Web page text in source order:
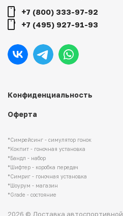
*Симрейсинг - симулятор гонок
*Кокпит - гоночная установка
*Бандл - набор
*Шифтер - коробка передач
*Симриг - гоночная установка
*Шоурум - магазин
*Grade - состояние
2026 © Доставка автоспортивной
Конфиденциальность
Оферта
+7 (800) 333-97-92
+7 (495) 927-91-93